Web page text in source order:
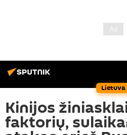
Lietuva
Kinijos
faktorių,